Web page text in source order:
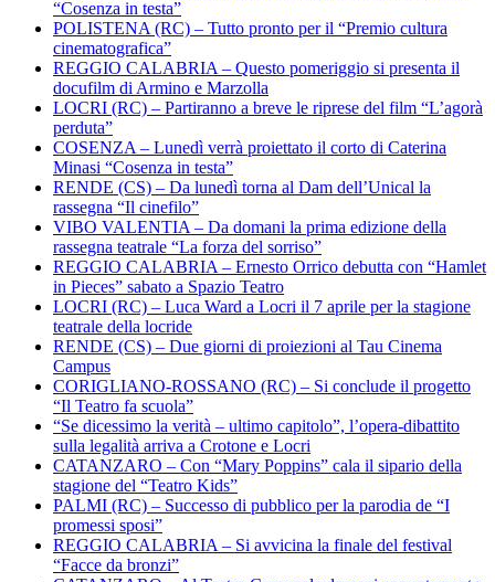
“Cosenza in testa”
POLISTENA (RC) – Tutto pronto per il “Premio cultura
cinematografica”
REGGIO CALABRIA – Questo pomeriggio si presenta il
docufilm di Armino e Marzolla
LOCRI (RC) – Partiranno a breve le riprese del film “L’agorà
perduta”
COSENZA – Lunedì verrà proiettato il corto di Caterina
Minasi “Cosenza in testa”
RENDE (CS) – Da lunedì torna al Dam dell’Unical la
rassegna “Il cinefilo”
VIBO VALENTIA – Da domani la prima edizione della
rassegna teatrale “La forza del sorriso”
REGGIO CALABRIA – Ernesto Orrico debutta con “Hamlet
in Pieces” sabato a Spazio Teatro
LOCRI (RC) – Luca Ward a Locri il 7 aprile per la stagione
teatrale della locride
RENDE (CS) – Due giorni di proiezioni al Tau Cinema
Campus
CORIGLIANO-ROSSANO (RC) – Si conclude il progetto
“Il Teatro fa scuola”
“Se dicessimo la verità – ultimo capitolo”, l’opera-dibattito
sulla legalità arriva a Crotone e Locri
CATANZARO – Con “Mary Poppins” cala il sipario della
stagione del “Teatro Kids”
PALMI (RC) – Successo di pubblico per la parodia de “I
promessi sposi”
REGGIO CALABRIA – Si avvicina la finale del festival
“Facce da bronzi”